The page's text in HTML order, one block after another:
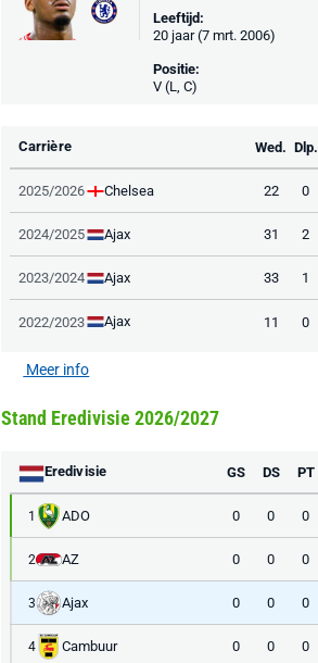
Leeftijd:
20 jaar (7 mrt. 2006)
Positie:
V (L, C)
Carrière Wed. Dlp.
2025/2026 Chelsea 22 0
2024/2025 Ajax 31 2
2023/2024 Ajax 33 1
2022/2023 Ajax 11 0
Meer info
Stand Eredivisie 2026/2027
Eredivisie GS DS PT
1 ADO 0 0 0
2 AZ 0 0 0
3 Ajax 0 0 0
4 Cambuur 0 0 0